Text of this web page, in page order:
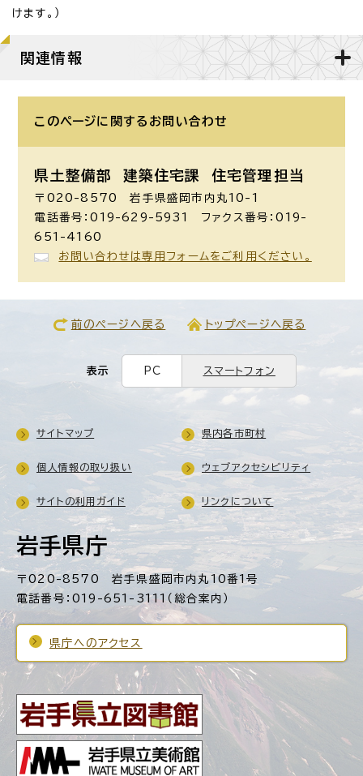
けます。）
関連情報
このページに関する お問い合わせ
県土整備部 建築住宅課 住宅管理担当
〒020-8570 岩手県盛岡市内丸10-1
電話番号：019-629-5931 ファクス番号：019-
651-4160
お問い合わせは専用フォームをご利用ください。
前のページへ戻る トップページへ戻る
表示 PC スマートフォン
岩手県庁
〒020-8570 岩手県盛岡市内丸10番1号
電話番号：019-651-3111（総合案内）
県庁へのアクセス
サイトマップ 県内各市町村
個人情報の取り扱い ウェブアクセシビリティ
サイトの利用ガイド リンクについて